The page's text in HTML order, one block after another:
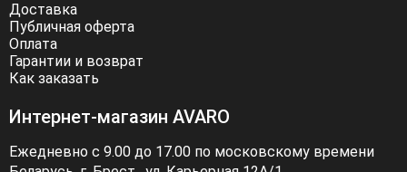
Доставка
Публичная оферта
Оплата
Гарантии и возврат
Как заказать
Интернет-магазин AVARO
Ежедневно с 9.00 до 17.00 по московскому времени